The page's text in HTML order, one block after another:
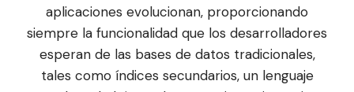
aplicaciones evolucionan, proporcionando
siempre la funcionalidad que los desarrolladores
esperan de las bases de datos tradicionales,
tales como índices secundarios, un lenguaje